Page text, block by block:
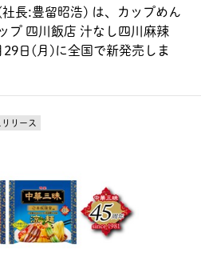
長:豊留昭浩) は、カップめん
プ 四川飯店 汁なし四川麻辣
日(月)に全国で新発売しま
リース